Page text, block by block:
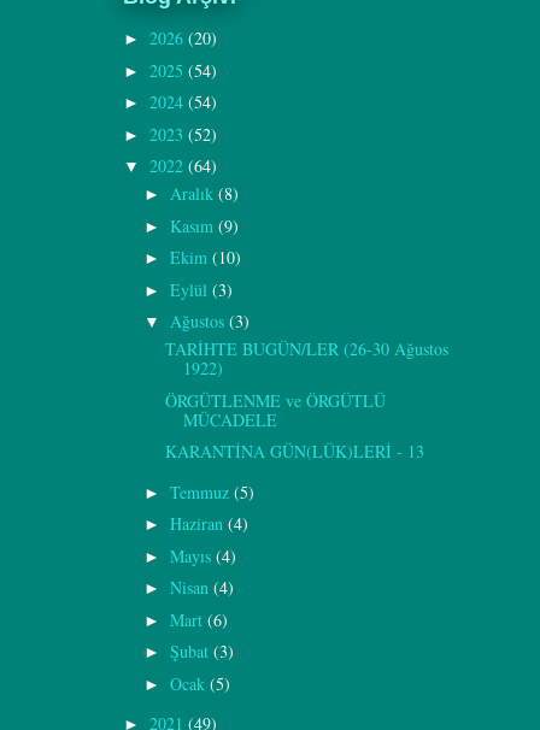
► 2026 (20)
► 2025 (54)
► 2024 (54)
► 2023 (52)
▼ 2022 (64)
► Aralık (8)
► Kasım (9)
► Ekim (10)
► Eylül (3)
▼ Ağustos (3)
TARİHTE BUGÜN/LER (26-30 Ağustos
1922)
ÖRGÜTLENME ve ÖRGÜTLÜ
MÜCADELE
KARANTİNA GÜN(LÜK)LERİ - 13
► Temmuz (5)
► Haziran (4)
► Mayıs (4)
► Nisan (4)
► Mart (6)
► Şubat (3)
► Ocak (5)
► 2021 (49)